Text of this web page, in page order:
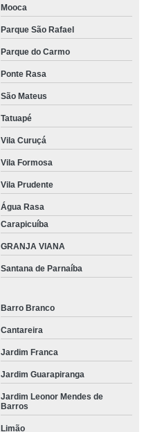
Mooca
Parque São Rafael
Parque do Carmo
Ponte Rasa
São Mateus
Tatuapé
Vila Curuçá
Vila Formosa
Vila Prudente
Água Rasa
Carapicuíba
GRANJA VIANA
Santana de Parnaíba
Barro Branco
Cantareira
Jardim Franca
Jardim Guarapiranga
Jardim Leonor Mendes de
Barros
Limão